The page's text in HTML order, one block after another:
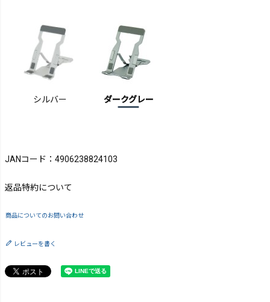
シルバー ダークグレー
JANコード：4906238824103
返品特約について
商品についてのお問い合わせ
レビューを書く